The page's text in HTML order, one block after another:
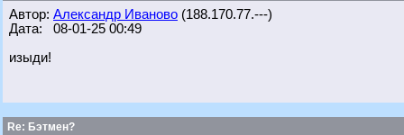
Автор: Александр Иваново (188.170.77.---)
Дата: 08-01-25 00:49
изыди!
Re: Бэтмен?